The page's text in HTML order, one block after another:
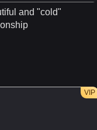
and "cold"
VIP